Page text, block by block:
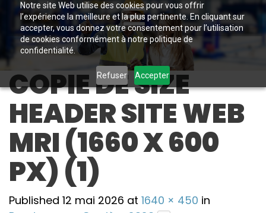
Notre site Web utilise des cookies pour vous offrir
l’expérience la meilleure et la plus pertinente. En cliquant sur
accepter, vous donnez votre consentement pour l’utilisation
de cookies conformément à notre politique de
confidentialité.
Refuser Accepter
COPIE DE SIZE
HEADER SITE WEB
MRI (1660 X 600
PX) (1)
Published 12 mai 2026 at 1640 × 450 in